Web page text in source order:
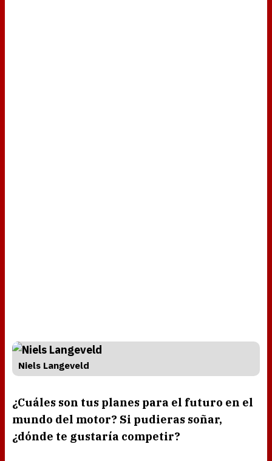
Niels Langeveld
¿Cuáles son tus planes para el futuro en el
mundo del motor? Si pudieras soñar,
¿dónde te gustaría competir?